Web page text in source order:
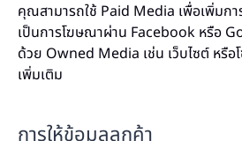
คุณสามารถใช้ Paid Media เพื่อเพิ่มกา
เป็นการโฆษณาผ่าน Facebook หรือ
ด้วย Owned Media เช่น เว็บไซต์ หรือ
เพิ่มเติม